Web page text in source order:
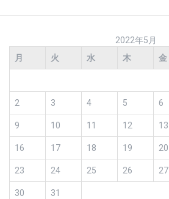
2022年5月
月
火 水 木 金
2 3 4 5 6
9 10 11 12 13
16 17 18 19 20
23 24 25 26 27
30 31